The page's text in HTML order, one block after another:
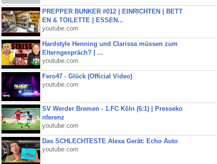
PREPPER BUNKER #012 | EINRICHTEN | BETT
EN & TOILETTE | ESSEN...
youtube.com
Hardstyle Henning und Clarissa müssen zum
Elterngespräch? | ...
youtube.com
Fero47 - Glück (Official Video)
youtube.com
SV Werder Bremen - 1.FC Köln (6:1) | Presseko
nferenz
youtube.com
Das SCHLECHTESTE Alexa Gerät: Echo Auto
youtube.com